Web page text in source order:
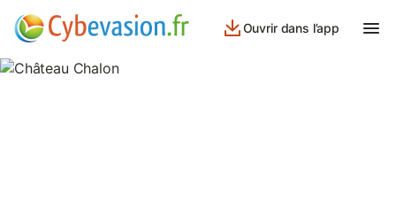
Ouvrir dans l’app